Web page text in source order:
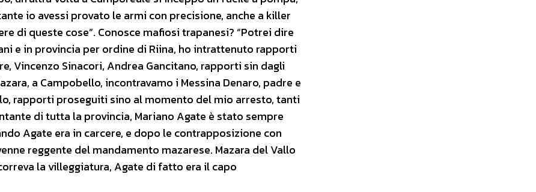
io avessi provato le armi con precisione, anche a killer
di queste cose”. Conosce mafiosi trapanesi? “Potrei dire
e in provincia per ordine di Riina, ho intrattenuto rapporti
Vincenzo Sinacori, Andrea Gancitano, rapporti sin dagli
a Campobello, incontravamo i Messina Denaro, padre e
rapporti proseguiti sino al momento del mio arresto, tanti
di tutta la provincia, Mariano Agate è stato sempre
Agate era in carcere, e dopo le contrapposizione con
reggente del mandamento mazarese. Mazara del Vallo
la villeggiatura, Agate di fatto era il capo